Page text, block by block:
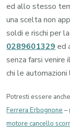
ed allo stesso
una scelta non
soldi e rischi per
0289601329 ed
senza farsi venire
chi le automazioni
Potresti essere
Ferrera Erbognone –
motore cancello